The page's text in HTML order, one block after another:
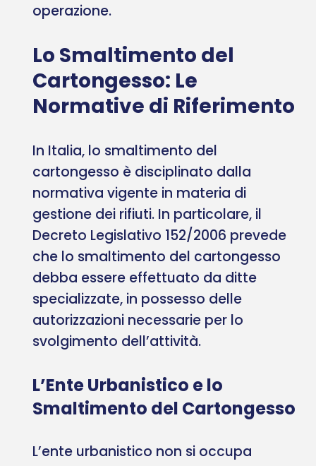
operazione.
Lo Smaltimento del
Cartongesso: Le
Normative di Riferimento
In Italia, lo smaltimento del
cartongesso è disciplinato dalla
normativa vigente in materia di
gestione dei rifiuti. In particolare, il
Decreto Legislativo 152/2006 prevede
che lo smaltimento del cartongesso
debba essere effettuato da ditte
specializzate, in possesso delle
autorizzazioni necessarie per lo
svolgimento dell’attività.
L’Ente Urbanistico e lo
Smaltimento del Cartongesso
L’ente urbanistico non si occupa